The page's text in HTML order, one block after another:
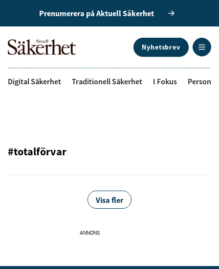
Prenumerera på Aktuell Säkerhet
Nyhetsbrev
Digital Säkerhet Traditionell Säkerhet I Fokus
#totalförvar
Visa fler
ANNONS